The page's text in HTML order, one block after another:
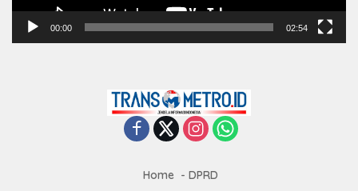
00:00 02:54
Home
DPRD